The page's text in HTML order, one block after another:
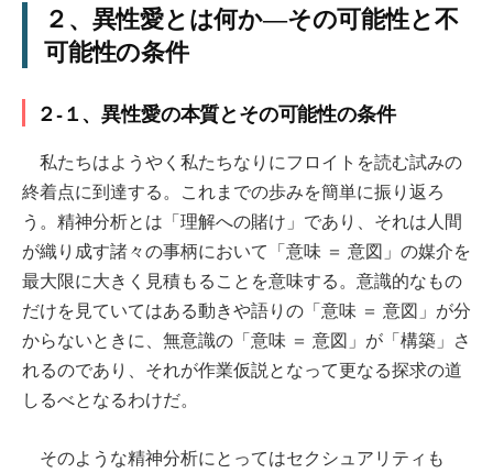
２、異性愛とは何か―その可能性と不
可能性の条件
２-１、異性愛の本質とその可能性の条件
私たちはようやく私たちなりにフロイトを読む試みの
終着点に到達する。これまでの歩みを簡単に振り返ろ
う。精神分析とは「理解への賭け」であり、それは人間
が織り成す諸々の事柄において「意味 ＝ 意図」の媒介を
最大限に大きく見積もることを意味する。意識的なもの
だけを見ていてはある動きや語りの「意味 ＝ 意図」が分
からないときに、無意識の「意味 ＝ 意図」が「構築」さ
れるのであり、それが作業仮説となって更なる探求の道
しるべとなるわけだ。
そのような精神分析にとってはセクシュアリティも